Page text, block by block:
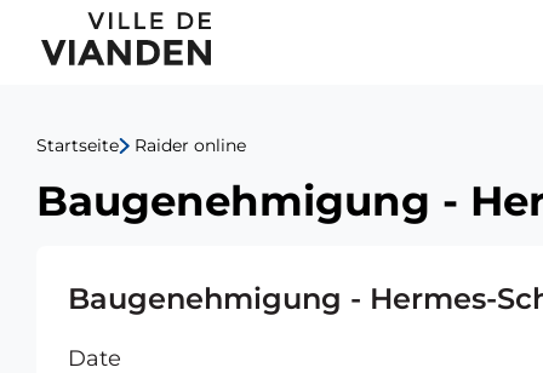
Baugenehmigung
Hermes-
Schneider
Hauptnavigationsmenü
Startseite Raider online
Baugenehmigung -
Baugenehmigung - Hermes-
Date